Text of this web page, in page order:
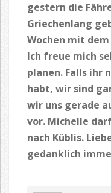
gestern die
Griechenlang
Wochen mit
Ich freue mich
planen. Falls ihr
habt, wir sind
wir uns gerade
vor. Michelle
nach Küblis.
gedanklich